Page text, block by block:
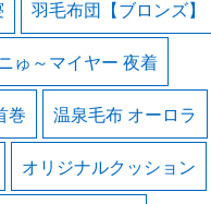
羽毛布団【ブロンズ】
ゅ～マイヤー 夜着
巻 温泉毛布 オーロラ
オリジナルクッション